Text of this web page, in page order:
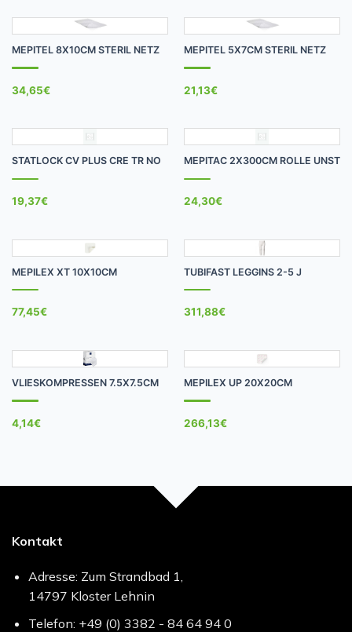
MEPITEL 8X10CM STERIL NETZ
34,65€
MEPITEL 5X7CM STERIL NETZ
21,13€
STATLOCK CV PLUS CRE TR NO
19,37€
MEPITAC 2X300CM ROLLE UNST
24,30€
MEPILEX XT 10X10CM
77,45€
TUBIFAST LEGGINS 2-5 J
311,88€
VLIESKOMPRESSEN 7.5X7.5CM
4,14€
MEPILEX UP 20X20CM
266,13€
Kontakt
Adresse: Zum Strandbad 1,
14797 Kloster Lehnin
Telefon: +49 (0) 3382 - 84 64 94 0